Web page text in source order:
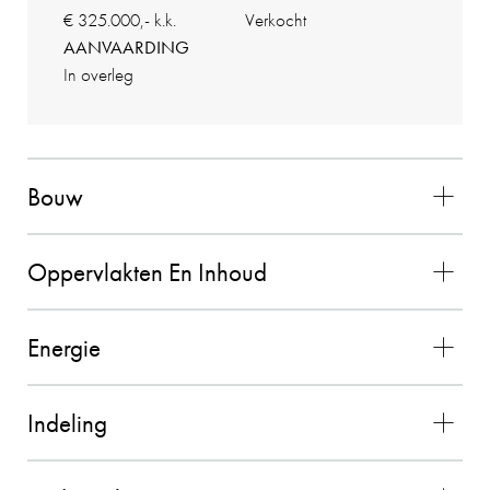
€ 325.000,- k.k.
Verkocht
AANVAARDING
In overleg
Bouw
Oppervlakten En Inhoud
Energie
Indeling
Aan de makelaar valt niets op te merken! Hij is
zeer professioneel, verzorgt goed advies en
begeleid je in het proces. Hij is goed bereikbaar.
9
adviezen, is zeer punctueel en betrouwbaar.